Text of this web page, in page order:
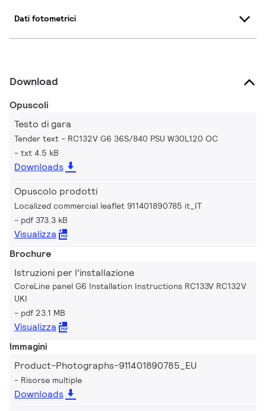
Dati fotometrici
Download
Opuscoli
Testo di gara
Tender text - RC132V G6 36S/840 PSU W30L120 OC
txt 4.5 kB
Downloads
Opuscolo prodotti
Localized commercial leaflet 911401890785 it_IT
pdf 373.3 kB
Visualizza
Brochure
Istruzioni per l'installazione
CoreLine panel G6 Installation Instructions RC133V RC132V
UKI
pdf 23.1 MB
Visualizza
Immagini
Product-Photographs-911401890785_EU
Risorse multiple
Downloads